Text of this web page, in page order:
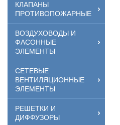
КЛАПАНЫ
ПРОТИВОПОЖАРНЫЕ
ВОЗДУХОВОДЫ И
ФАСОННЫЕ
ЭЛЕМЕНТЫ
СЕТЕВЫЕ
ВЕНТИЛЯЦИОННЫЕ
ЭЛЕМЕНТЫ
РЕШЕТКИ И
ДИФФУЗОРЫ